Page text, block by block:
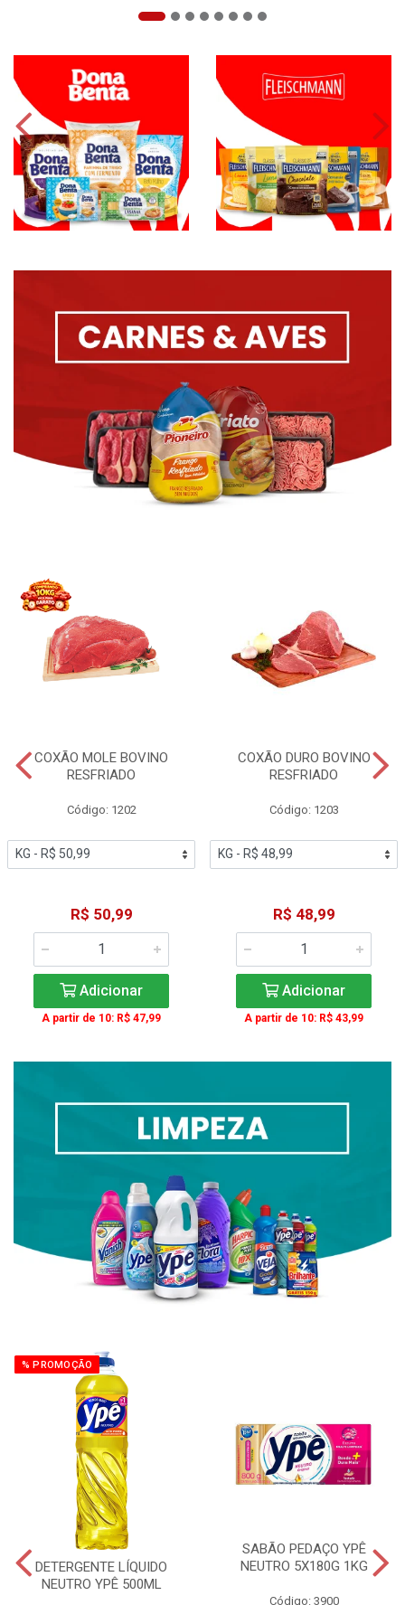
COXÃO MOLE BOVINO
RESFRIADO
Código: 1202
R$ 50,99
Adicionar
A partir de 10: R$ 47,99
COXÃO DURO BOVINO
RESFRIADO
Código: 1203
R$ 48,99
Adicionar
A partir de 10: R$ 43,99
% PROMOÇÃO
DETERGENTE LÍQUIDO
NEUTRO YPÊ 500ML
SABÃO PEDAÇO YPÊ
NEUTRO 5X180G 1KG
Código: 3900